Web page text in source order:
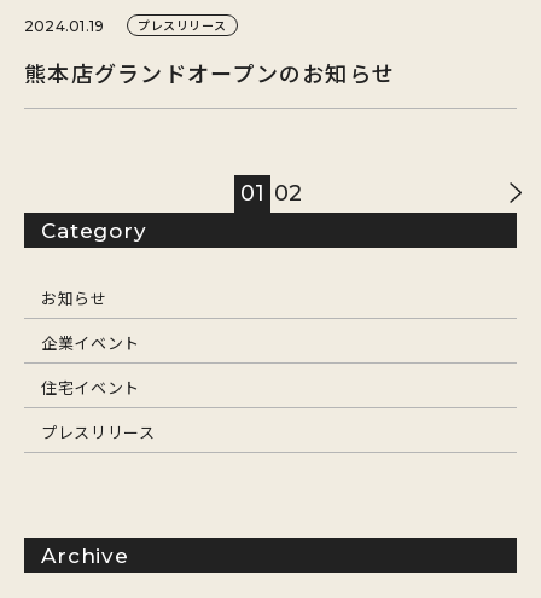
2024.01.19 プレスリリース
熊本店グランドオープンのお知らせ
01 02
Category
お知らせ
企業イベント
住宅イベント
プレスリリース
Archive